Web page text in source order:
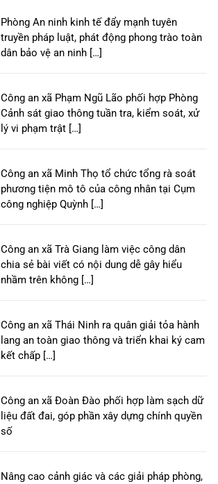
Phòng An ninh kinh tế đẩy mạnh tuyên
truyền pháp luật, phát động phong trào toàn
dân bảo vệ an ninh […]
Công an xã Phạm Ngũ Lão phối hợp Phòng
Cảnh sát giao thông tuần tra, kiểm soát, xử
lý vi phạm trật […]
Công an xã Minh Thọ tổ chức tổng rà soát
phương tiện mô tô của công nhân tại Cụm
công nghiệp Quỳnh […]
Công an xã Trà Giang làm việc công dân
chia sẻ bài viết có nội dung dễ gây hiểu
nhầm trên không […]
Công an xã Thái Ninh ra quân giải tỏa hành
lang an toàn giao thông và triển khai ký cam
kết chấp […]
Công an xã Đoàn Đào phối hợp làm sạch dữ
liệu đất đai, góp phần xây dựng chính quyền
số
Nâng cao cảnh giác và các giải pháp phòng,